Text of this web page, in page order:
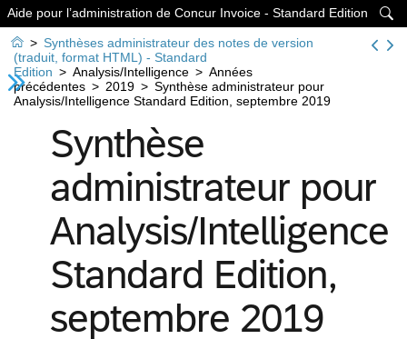

Aide pour l’administration de Concur Invoice - Standard Edition
 > Synthèses administrateur des notes de version
(traduit, format HTML) - Standard
Edition > Analysis/Intelligence > Années
précédentes > 2019 > Synthèse administrateur pour
Analysis/Intelligence Standard Edition, septembre 2019
Synthèse
administrateur pour
Analysis/Intelligence
Standard Edition,
septembre 2019